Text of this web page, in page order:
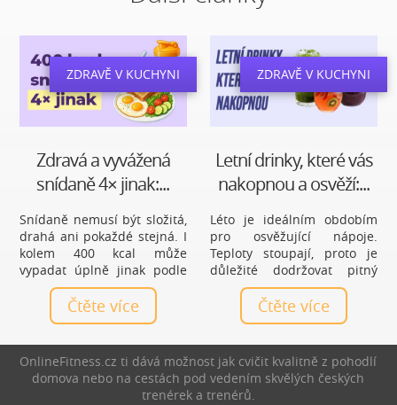
ZDRAVĚ V KUCHYNI
Zdravá a vyvážená
snídaně 4× jinak:...
Snídaně nemusí být složitá,
drahá ani pokaždé stejná. I
kolem 400 kcal může
vypadat úplně jinak podle
toho, jestli máš chuť na
sladké, potřebuješ se dobře
zasytit, chceš více bílkovin
Čtěte více
ZDRAVĚ V KUCHYNI
Letní drinky, které vás
nakopnou a osvěží:...
Léto je ideálním obdobím
pro osvěžující nápoje.
Teploty stoupají, proto je
důležité dodržovat pitný
režim. Přinášíme vám výběr
letních drinků, které vás
nejen osvěží, ale také
výkon při cvičení.
Čtěte více
OnlineFitness.cz ti dává možnost jak cvičit kvalitně z pohodlí
domova nebo na cestách pod vedením skvělých českých
trenérek a trenérů.